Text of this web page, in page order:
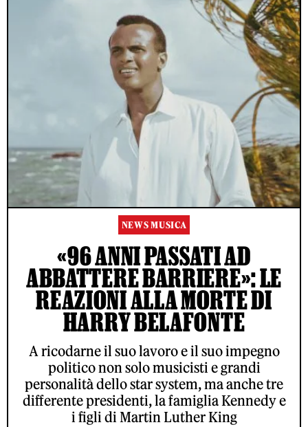
NEWS MUSICA
«96 ANNI PASSATI AD
ABBATTERE BARRIERE»: LE
REAZIONI ALLA MORTE DI
HARRY BELAFONTE
A ricodarne il suo lavoro e il suo impegno
politico non solo musicisti e grandi
personalità dello star system, ma anche tre
differente presidenti, la famiglia Kennedy e
i figli di Martin Luther King